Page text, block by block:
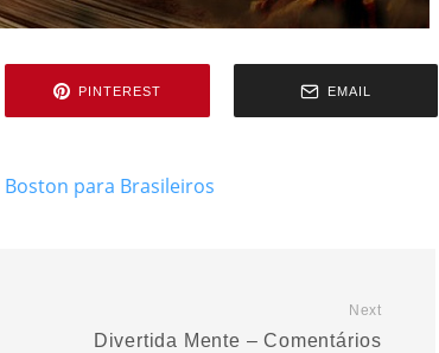
PINTEREST EMAIL
Boston para Brasileiros
Next
Divertida Mente – Comentários